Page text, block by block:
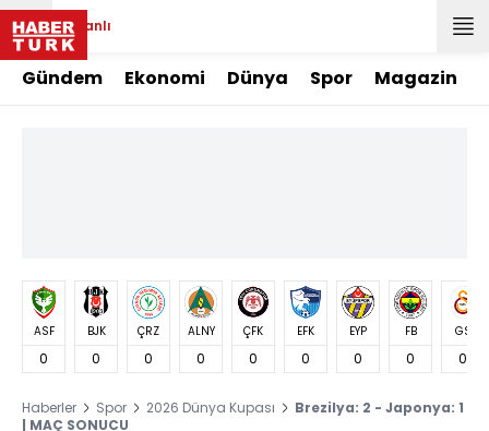
Canlı
Gündem Ekonomi Dünya Spor Magazin
ASF
0
BJK
0
ÇRZ
0
ALNY
0
ÇFK
0
EFK
0
EYP
0
FB
0
GS
0
Haberler Spor 2026 Dünya Kupası
Brezilya: 2 - Japonya: 1
| MAÇ SONUCU